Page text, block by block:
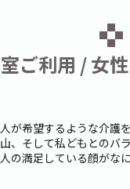
ご利用 / 女
が希望するような介護
、そして私どもとのバ
の満足している顔がなに